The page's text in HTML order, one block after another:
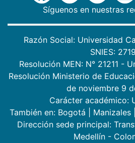
Síguenos en nuestras
Razón Social: Universidad
SNIES: 2719
Resolución MEN: N° 21211 -
Resolución Ministerio de
de noviembre 9
Carácter académico:
También en: Bogotá Manizales
Dirección sede principal:
Medellín -